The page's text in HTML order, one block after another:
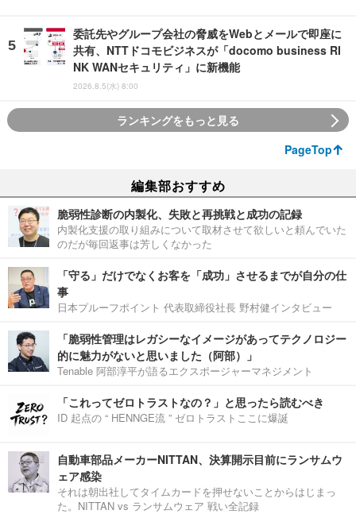
委託先やグループ会社の脅威をWebとメールで即座に
共有、NTTドコモビジネスが「docomo business RI
NK WANセキュリティ」に新機能
2026.8.5(水) 8:00
ランキングをもっと見る
PageTop
編集部おすすめ
脆弱性診断の内製化、失敗と再挑戦と成功の記録
内製化支援の取り組みについて取材させて欲しいと頼んでいた
のだが毎回返事は芳しくなかった
「守る」だけでなくお客を「成功」させるまでが自分の仕
事
日本プルーフポイント 代表取締役社長 野村健インタビュー
「脆弱性管理はレガシーなイメージがあってテクノロジー
的に魅力がないと思いました（阿部）」
Tenable 阿部淳平が語るエクスポージャーマネジメント
「これってゼロトラストなの？」と思ったら読むべき
ID 起点の “ HENNGE流 ” ゼロトラストここに爆誕
自動車部品メーカーNITTAN、決算開示目前にランサムウ
ェア感染
それは朝出社してタイムカードを押せないことからはじまっ
た。NITTAN vs ランサムウェア 戦い全記録